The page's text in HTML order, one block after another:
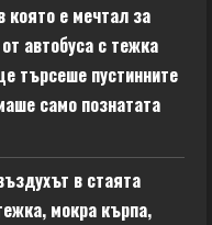
която е мечтал за
автобуса с тежка
търсеше пустинните
само познатата
в стаята
мокра кърпа,